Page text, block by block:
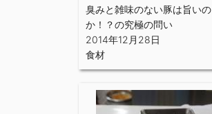
臭みと雑味のない豚は旨いの
か！？の究極の問い
2014年12月28日
食材